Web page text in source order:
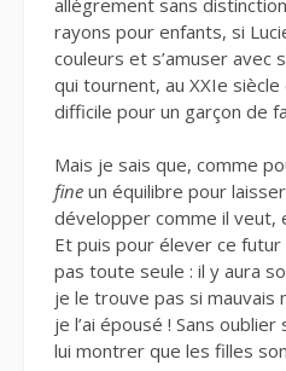
rayons pour enfants, si
couleurs et s’amuser avec
qui tournent, au XXIe siècle
difficile pour un garçon de
Mais je sais que, comme
fine un équilibre pour
développer comme il veut,
Et puis pour élever ce
pas toute seule : il y aura
je le trouve pas si mauvais
je l’ai épousé ! Sans
lui montrer que les filles